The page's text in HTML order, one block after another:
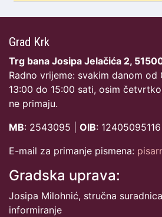
Grad Krk
Trg bana Josipa Jelačića 2,
Radno vrijeme: svakim danom od
13:00 do 15:00 sati, osim
ne primaju.
MB: 2543095 | OIB: 12405095116
E-mail za primanje pismena:
Gradska uprava:
Josipa Milohnić, stručna
informiranje